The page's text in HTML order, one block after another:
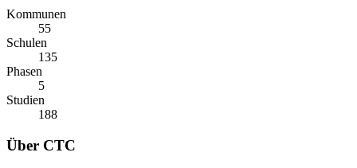
Kommunen
55
Schulen
135
Phasen
5
Studien
188
Über CTC